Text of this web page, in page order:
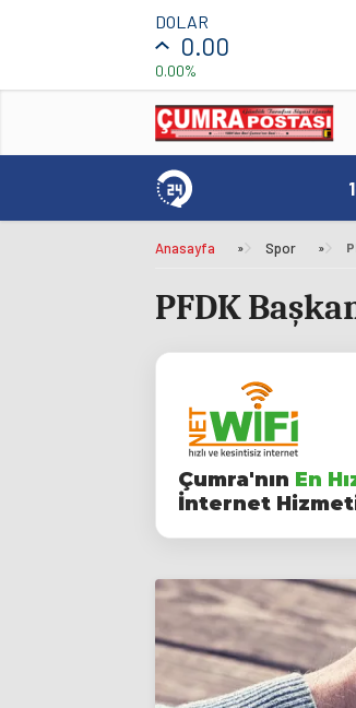
DOLAR
0.00
0.00%
Anasayfa » Spor »
PFDK
Çumra'nın En
İnternet